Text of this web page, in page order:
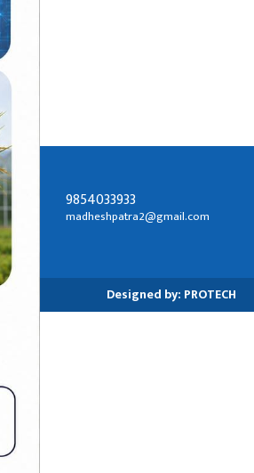
9854033933
madheshpatra2@gmail.com
Designed by: PROTECH